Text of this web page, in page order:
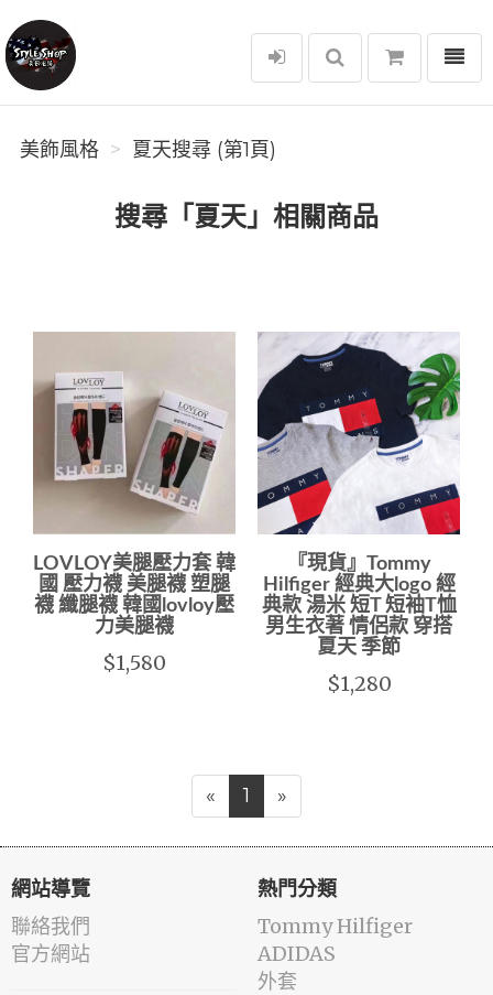
美飾風格
選單
美飾風格 夏天搜尋 (第1頁)
搜尋「夏天」相關商品
LOVLOY美腿壓力套 韓
國 壓力襪 美腿襪 塑腿
襪 纖腿襪 韓國lovloy壓
力美腿襪
$1,580
『現貨』Tommy
Hilfiger 經典大logo 經
典款 湯米 短T 短袖T恤
男生衣著 情侶款 穿搭
夏天 季節
$1,280
« 1 »
網站導覽
聯絡我們
官方網站
熱門分類
Tommy Hilfiger
ADIDAS
外套